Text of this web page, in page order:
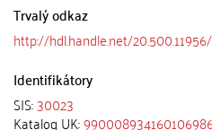
Trvalý odkaz
http://hdl.handle.net/
Identifikátory
SIS:30023
Katalog UK: